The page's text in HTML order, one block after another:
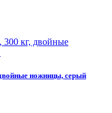
ножницы, серый